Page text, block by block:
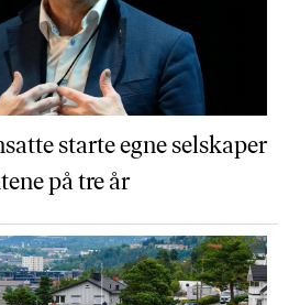
starte egne selskaper
på tre år